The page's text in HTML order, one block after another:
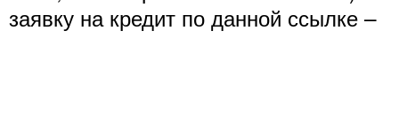
заявку на кредит по данной ссылке –